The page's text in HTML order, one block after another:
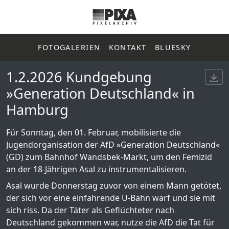
FOTOGALERIEN KONTAKT BLUESKY
1.2.2026 Kundgebung
»Generation Deutschland« in
Hamburg
Für Sonntag, den 01. Februar, mobilisierte die
Jugendorganisation der AfD »Generation Deutschland«
(GD) zum Bahnhof Wandsbek-Markt, um den Femizid
an der 18-Jährigen Asal zu instrumentalisieren.
Asal wurde Donnerstag zuvor von einem Mann getötet,
der sich vor eine einfahrende U-Bahn warf und sie mit
sich riss. Da der Täter als Geflüchteter nach
Deutschland gekommen war, nutze die AfD die Tat für